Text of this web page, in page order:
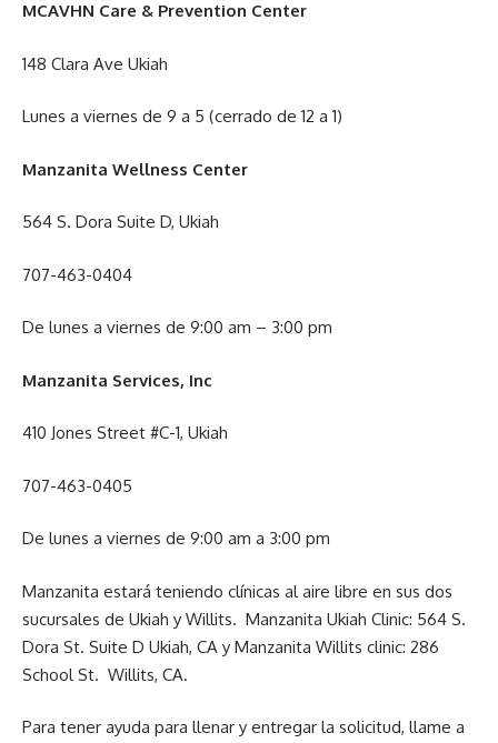
MCAVHN Care & Prevention Center
148 Clara Ave Ukiah
Lunes a viernes de 9 a 5 (cerrado de 12 a 1)
Manzanita Wellness Center
564 S. Dora Suite D, Ukiah
707-463-0404
De lunes a viernes de 9:00 am – 3:00 pm
Manzanita Services, Inc
410 Jones Street #C-1, Ukiah
707-463-0405
De lunes a viernes de 9:00 am a 3:00 pm
Manzanita estará teniendo clínicas al aire libre en sus dos
sucursales de Ukiah y Willits. Manzanita Ukiah Clinic: 564 S.
Dora St. Suite D Ukiah, CA y Manzanita Willits clinic: 286
School St. Willits, CA.
Para tener ayuda para llenar y entregar la solicitud, llame a